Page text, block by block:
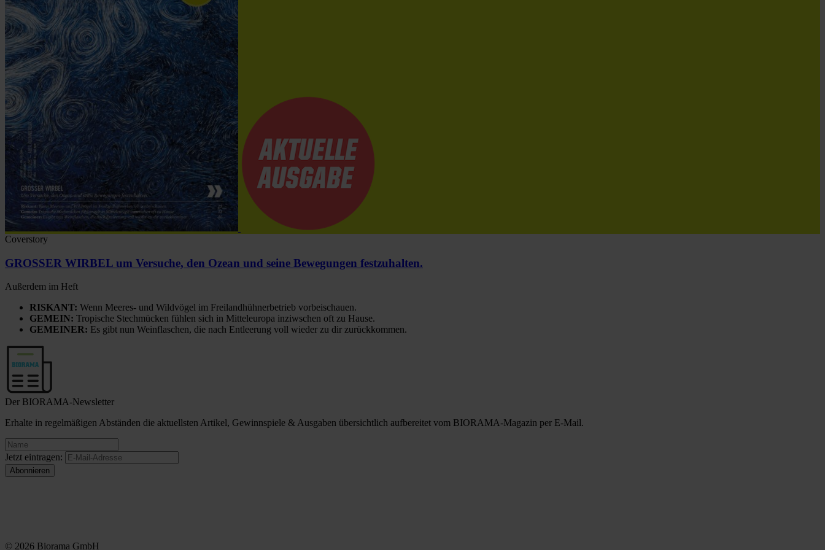
Coverstory
GROSSER WIRBEL um Versuche, den Ozean und seine Bewegungen festzuhalten.
Außerdem im Heft
RISKANT: Wenn Meeres- und Wildvögel im Freilandhühnerbetrieb vorbeischauen.
GEMEIN: Tropische Stechmücken fühlen sich in Mitteleuropa inziwschen oft zu Hause.
GEMEINER: Es gibt nun Weinflaschen, die nach Entleerung voll wieder zu dir zurückkommen.
Der BIORAMA-Newsletter
Erhalte in regelmäßigen Abständen die aktuellsten Artikel, Gewinnspiele & Ausgaben übersichtlich aufbereitet vom BIORAMA-Magazin per E-Mail.
Jetzt eintragen:
© 2026 Biorama GmbH